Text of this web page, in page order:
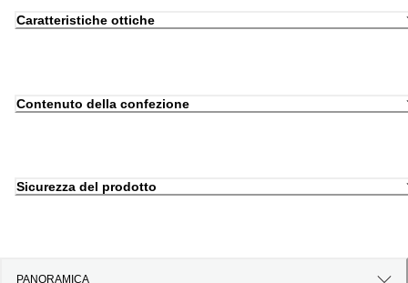
Caratteristiche ottiche
Contenuto della confezione
Sicurezza del prodotto
PANORAMICA